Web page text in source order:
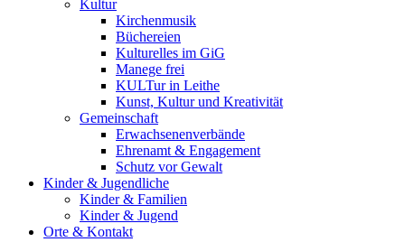
Kultur
Kirchenmusik
Büchereien
Kulturelles im GiG
Manege frei
KULTur in Leithe
Kunst, Kultur und Kreativität
Gemeinschaft
Erwachsenenverbände
Ehrenamt & Engagement
Schutz vor Gewalt
Kinder & Jugendliche
Kinder & Familien
Kinder & Jugend
Orte & Kontakt